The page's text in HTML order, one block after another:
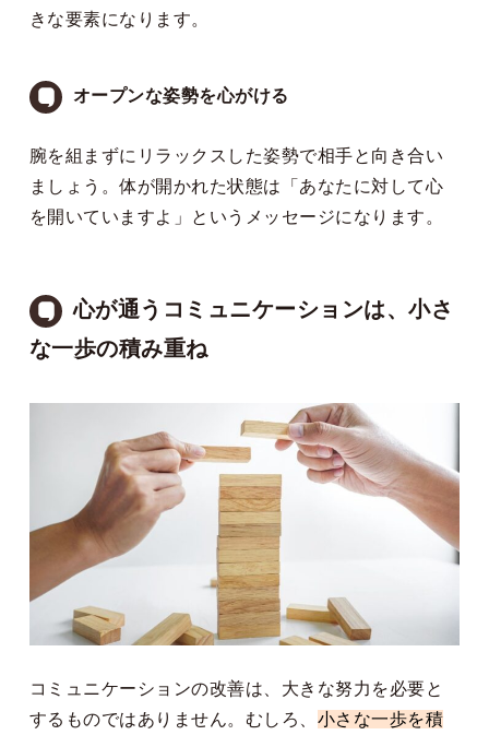
きな要素になります。
オープンな姿勢を心がける
腕を組まずにリラックスした姿勢で相手と向き合い
ましょう。体が開かれた状態は「あなたに対して心
を開いていますよ」というメッセージになります。
心が通うコミュニケーションは、小さ
な一歩の積み重ね
コミュニケーションの改善は、大きな努力を必要と
するものではありません。むしろ、 小さな一歩を積